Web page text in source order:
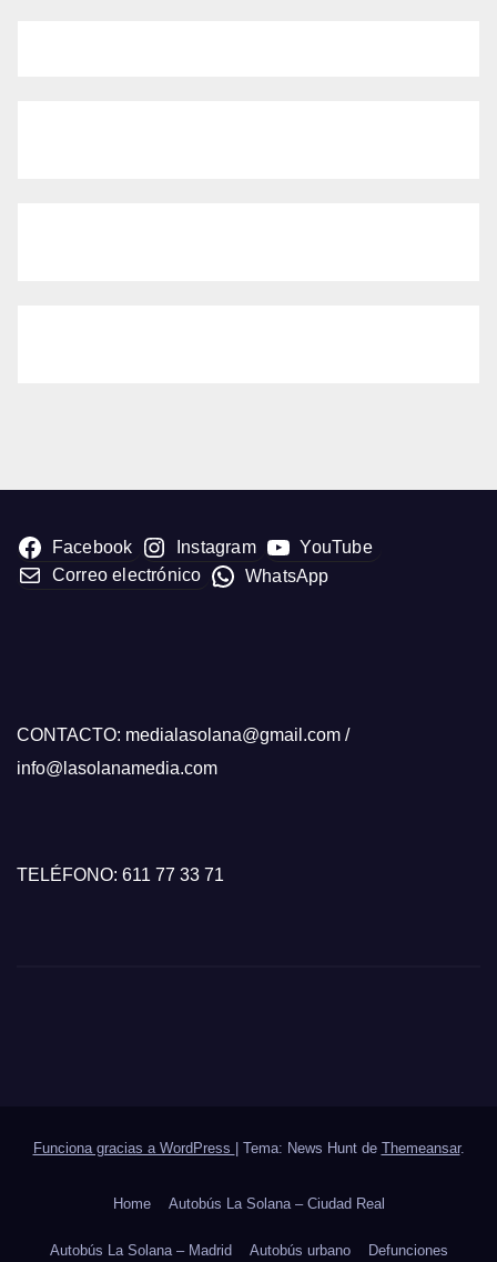
Facebook Instagram
YouTube
Correo electrónico
WhatsApp
CONTACTO: medialasolana@gmail.com /
info@lasolanamedia.com
TELÉFONO: 611 77 33 71
Funciona gracias a WordPress Tema: News Hunt de Themeansar.
Home Autobús La Solana – Ciudad Real
Autobús La Solana – Madrid Autobús urbano Defunciones